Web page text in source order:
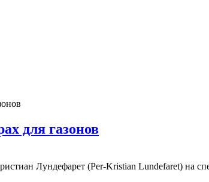
для газонов
Лундефарет (Per-Kristian Lundefaret) на